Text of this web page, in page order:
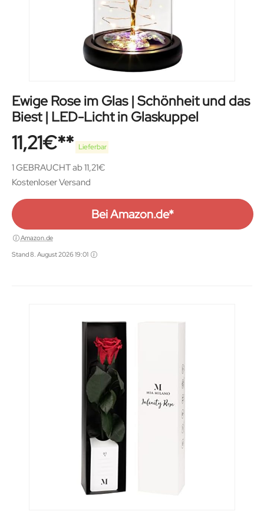
Ewige Rose im Glas | Schönheit und das
Biest | LED-Licht in Glaskuppel
11,21€ Lieferbar
1 GEBRAUCHT ab 11,21€
Kostenloser Versand
Bei Amazon.de*
Amazon.de
Stand 8. August 2026 19:01